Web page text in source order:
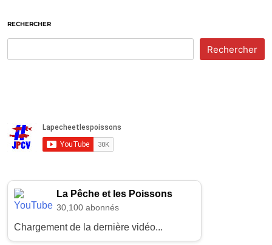
RECHERCHER
Rechercher
La Pêche et les Poissons
30,100 abonnés
Chargement de la dernière vidéo...